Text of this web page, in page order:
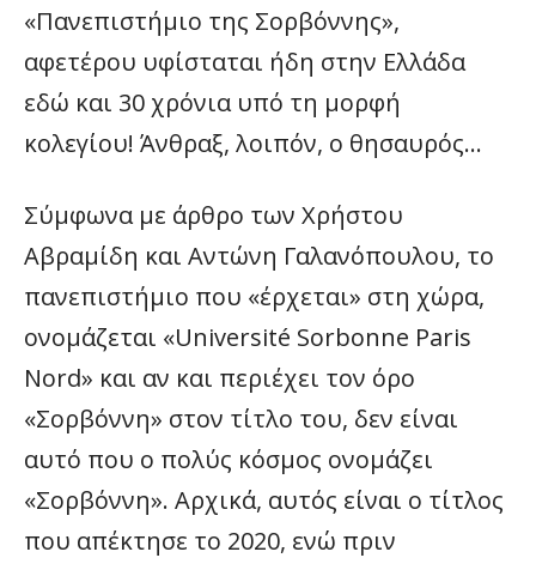
«Πανεπιστήμιο της Σορβόννης»,
αφετέρου υφίσταται ήδη στην Ελλάδα
εδώ και 30 χρόνια υπό τη μορφή
κολεγίου! Άνθραξ, λοιπόν, ο θησαυρός…
Σύμφωνα με άρθρο των Χρήστου
Αβραμίδη και Αντώνη Γαλανόπουλου, το
πανεπιστήμιο που «έρχεται» στη χώρα,
ονομάζεται «Université Sorbonne Paris
Nord» και αν και περιέχει τον όρο
«Σορβόννη» στον τίτλο του, δεν είναι
αυτό που ο πολύς κόσμος ονομάζει
«Σορβόννη». Αρχικά, αυτός είναι ο τίτλος
που απέκτησε το 2020, ενώ πριν